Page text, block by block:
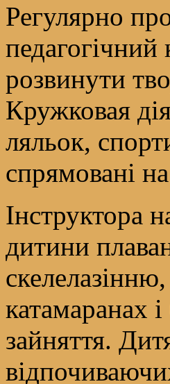
Регулярно
педагогічний
розвинути
Кружковая
ляльок,
спрямовані
Інструктора
дитини
катамаранах
зайняття.